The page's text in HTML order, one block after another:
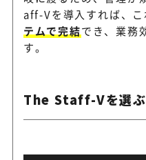
aff-Vを導入すれば、こ
テムで完結でき、業務
す。
The Staff-Vを選ぶ